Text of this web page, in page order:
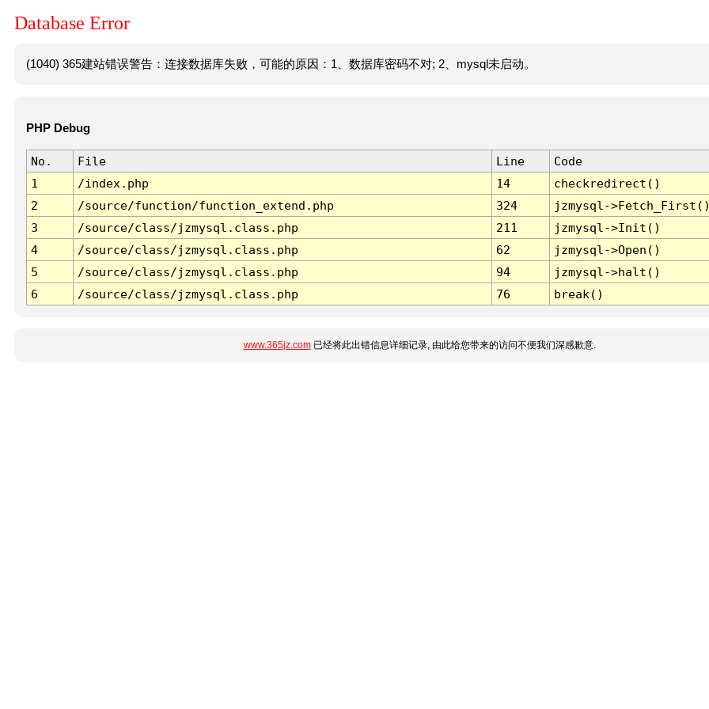
Database Error
(1040) 365建站错误警告：连接数据库失败，可能的原因：1、数据库密码不对; 2、mysql未启动。
PHP Debug
No. File Line
Code
1
/index.php 14
checkredirect()
2
/source/function/function_extend.php 324
jzmysql-
3
/source/class/jzmysql.class.php 211
jzmysql->Init()
4
/source/class/jzmysql.class.php 62
jzmysql->Open()
5
/source/class/jzmysql.class.php 94
jzmysql->halt()
6
/source/class/jzmysql.class.php 76 break()
www.365jz.com已经将此出错信息详细记录, 由此给您带来的访问不便我们深感歉意.